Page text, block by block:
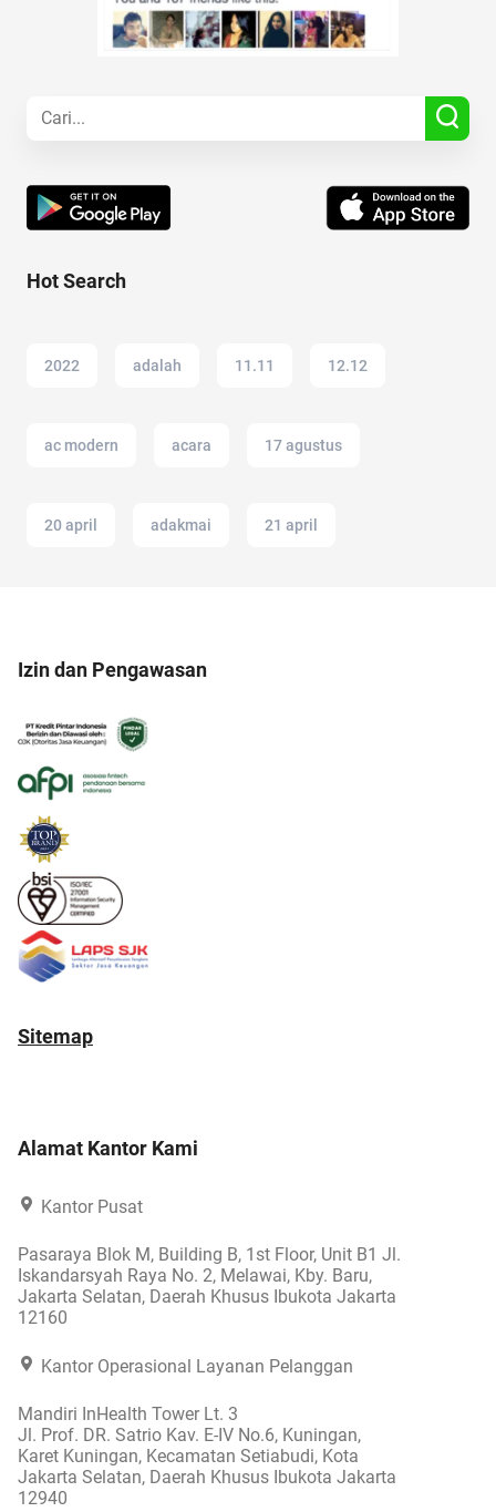
Hot Search
2022 adalah 11.11 12.12
ac modern acara 17 agustus
20 april adakmai 21 april
Izin dan Pengawasan
Sitemap
Alamat Kantor Kami
Kantor Pusat
Pasaraya Blok M, Building B, 1st Floor, Unit B1 Jl.
Iskandarsyah Raya No. 2, Melawai, Kby. Baru,
Jakarta Selatan, Daerah Khusus Ibukota Jakarta
12160
Kantor Operasional Layanan Pelanggan
Mandiri InHealth Tower Lt. 3
Jl. Prof. DR. Satrio Kav. E-IV No.6, Kuningan,
Karet Kuningan, Kecamatan Setiabudi, Kota
Jakarta Selatan, Daerah Khusus Ibukota Jakarta
12940